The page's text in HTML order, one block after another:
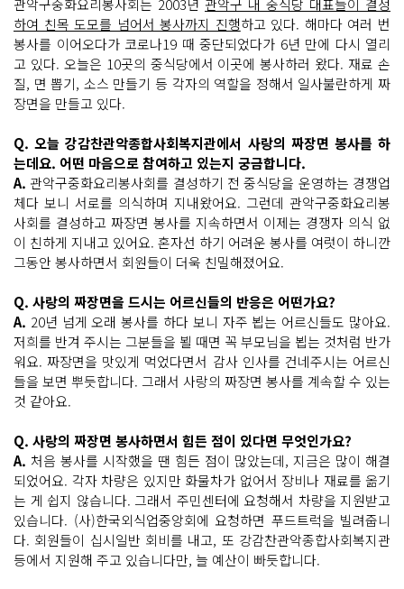
하여 친목 도모를 넘어서 봉사까지 진행하고 있다. 해마다 여러 번
봉사를 이어오다가 코로나19 때 중단되었다가 6년 만에 다시 열리
고 있다. 오늘은 10곳의 중식당에서 이곳에 봉사하러 왔다. 재료 손
질, 면 뽑기, 소스 만들기 등 각자의 역할을 정해서 일사불란하게 짜
장면을 만들고 있다.
Q. 오늘 강감찬관악종합사회복지관에서 사랑의 짜장면 봉사를 하
는데요. 어떤 마음으로 참여하고 있는지 궁금합니다.
A. 관악구중화요리봉사회를 결성하기 전 중식당을 운영하는 경쟁업
체다 보니 서로를 의식하며 지내왔어요. 그런데 관악구중화요리봉
사회를 결성하고 짜장면 봉사를 지속하면서 이제는 경쟁자 의식 없
이 친하게 지내고 있어요. 혼자선 하기 어려운 봉사를 여럿이 하니깐
그동안 봉사하면서 회원들이 더욱 친밀해졌어요.
Q. 사랑의 짜장면을 드시는 어르신들의 반응은 어떤가요?
A. 20년 넘게 오래 봉사를 하다 보니 자주 뵙는 어르신들도 많아요.
저희를 반겨 주시는 그분들을 뵐 때면 꼭 부모님을 뵙는 것처럼 반가
워요. 짜장면을 맛있게 먹었다면서 감사 인사를 건네주시는 어르신
들을 보면 뿌듯합니다. 그래서 사랑의 짜장면 봉사를 계속할 수 있는
것 같아요.
Q. 사랑의 짜장면 봉사하면서 힘든 점이 있다면 무엇인가요?
A. 처음 봉사를 시작했을 땐 힘든 점이 많았는데, 지금은 많이 해결
되었어요. 각자 차량은 있지만 화물차가 없어서 장비나 재료를 옮기
는 게 쉽지 않습니다. 그래서 주민센터에 요청해서 차량을 지원받고
있습니다. (사)한국외식업중앙회에 요청하면 푸드트럭을 빌려줍니
다. 회원들이 십시일반 회비를 내고, 또 강감찬관악종합사회복지관
등에서 지원해 주고 있습니다만, 늘 예산이 빠듯합니다.